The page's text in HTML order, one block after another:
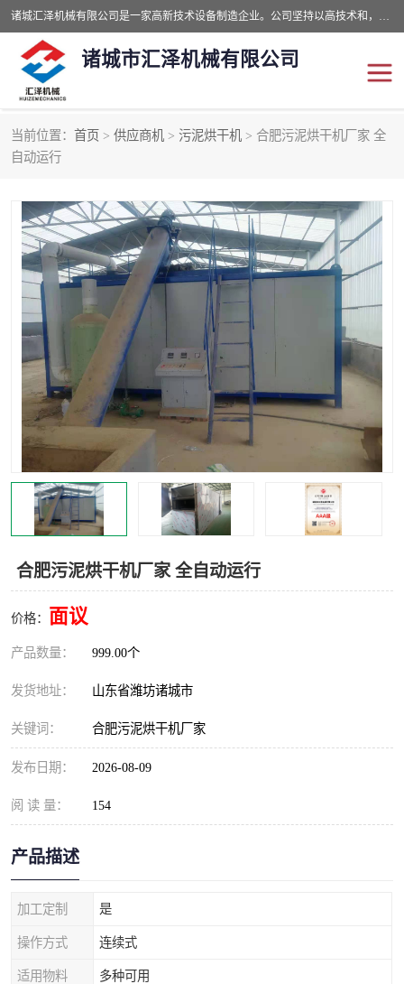
诸城汇泽机械有限公司是一家高新技术设备制造企业。公司坚持以高技术和，高服务于用户，以的环保机械制造设备赢的用户的信赖。现在主要生产死亡畜禽无害化处理和立式和卧式有机肥设备，搅拌机，烘干机，高温发酵机等。污水处理设备，固液分离机。气浮机，化制机等。公司秉承品质，用户至上，科技创新的经营理。
诸城市汇泽机械有限公司
当前位置： 首页 > 供应商机 > 污泥烘干机 > 合肥污泥烘干机厂家 全
自动运行
合肥污泥烘干机厂家 全自动运行
价格： 面议
产品数量： 999.00个
发货地址： 山东省潍坊诸城市
关键词： 合肥污泥烘干机厂家
发布日期： 2026-08-09
阅 读 量： 154
产品描述
加工定制 是
操作方式 连续式
适用物料 多种可用
发酵设备
鸡粪发酵机 有机肥设备
纳米膜好氧发酵堆肥机 粪污烘干酶体机
膜式堆肥机 纳米膜发酵
膜式发酵仓 分子膜堆肥仓
分子膜发酵堆肥设备